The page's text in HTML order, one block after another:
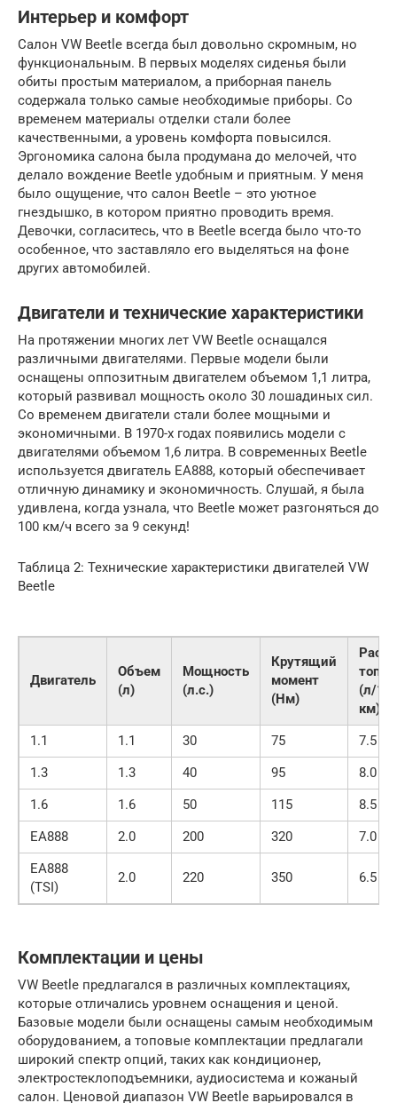
Интерьер и комфорт
Салон VW Beetle всегда был довольно скромным, но
функциональным. В первых моделях сиденья были
обиты простым материалом, а приборная панель
содержала только самые необходимые приборы. Со
временем материалы отделки стали более
качественными, а уровень комфорта повысился.
Эргономика салона была продумана до мелочей, что
делало вождение Beetle удобным и приятным. У меня
было ощущение, что салон Beetle – это уютное
гнездышко, в котором приятно проводить время.
Девочки, согласитесь, что в Beetle всегда было что-то
особенное, что заставляло его выделяться на фоне
других автомобилей.
Двигатели и технические характеристики
На протяжении многих лет VW Beetle оснащался
различными двигателями. Первые модели были
оснащены оппозитным двигателем объемом 1,1 литра,
который развивал мощность около 30 лошадиных сил.
Со временем двигатели стали более мощными и
экономичными. В 1970-х годах появились модели с
двигателями объемом 1,6 литра. В современных Beetle
используется двигатель EA888, который обеспечивает
отличную динамику и экономичность. Слушай, я была
удивлена, когда узнала, что Beetle может разгоняться до
100 км/ч всего за 9 секунд!
Таблица 2: Технические характеристики двигателей VW
Beetle
Двигатель
Объем
(л)
Мощность
(л.с.)
Крутящий
момент
(Нм)
(л/
км)
1.1
1.1 30 75
7.5
1.3
1.3 40 95
8.0
1.6
1.6 50 115
8.5
EA888
2.0 200 320
7.0
EA888
(TSI)
2.0 220 350 6.5
Комплектации и цены
VW Beetle предлагался в различных комплектациях,
которые отличались уровнем оснащения и ценой.
Базовые модели были оснащены самым необходимым
оборудованием, а топовые комплектации предлагали
широкий спектр опций, таких как кондиционер,
электростеклоподъемники, аудиосистема и кожаный
салон. Ценовой диапазон VW Beetle варьировался в